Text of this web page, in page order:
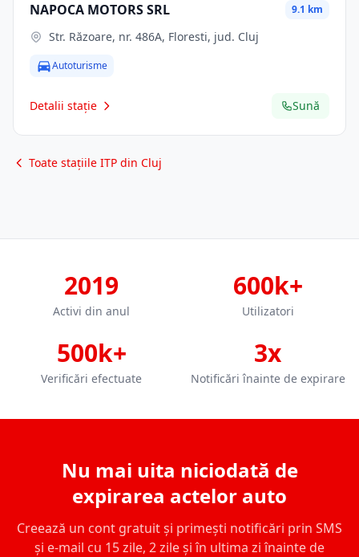
NAPOCA MOTORS SRL 9.1 km
Str. Răzoare, nr. 486A, Floresti, jud. Cluj
Autoturisme
Detalii stație Sună
Toate stațiile ITP din Cluj
2019
Activi din anul
600k+
Utilizatori
500k+
Verificări efectuate
3x
Notificări înainte de expirare
Nu mai uita niciodată de
expirarea actelor auto
Creează un cont gratuit și primești notificări prin SMS
și e-mail cu 15 zile, 2 zile și în ultima zi înainte de